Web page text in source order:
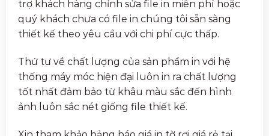
trợ khách hàng chỉnh sửa file in miễn phí hoặc
quý khách chưa có file in chúng tôi sẵn sàng
thiết kế theo yêu cầu với chi phí cực thấp.
Thứ tư về chất lượng của sản phẩm in với hệ
thống máy móc hiện đại luôn in ra chất lượng
tốt nhất đảm bảo từ khâu màu sắc đến hình
ảnh luôn sắc nét giống file thiết kế.